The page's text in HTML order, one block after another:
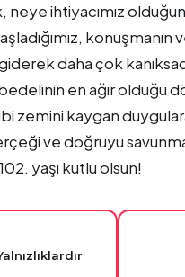
ihtiyacımız
daha çok
en ağır olduğu
zemini kaygan
ve doğruyu
yaşı kutlu olsun!